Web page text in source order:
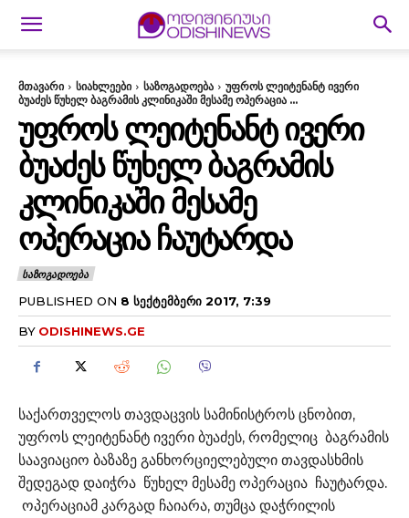
მთავარი სიახლეები საზოგადოება
უფროს ლეიტენანტ ივერი
ბუაძეს წუხელ ბაგრამის კლინიკაში მესამე ოპერაცია ...
ᲣᲤᲠᲝᲡ ᲚᲔᲘᲢᲔᲜᲐᲜᲢ ᲘᲕᲔᲠᲘ
ᲑᲣᲐᲫᲔᲡ ᲬᲣᲮᲔᲚ ᲑᲐᲒᲠᲐᲛᲘᲡ
ᲙᲚᲘᲜᲘᲙᲐᲨᲘ ᲛᲔᲡᲐᲛᲔ
ᲝᲞᲔᲠᲐᲪᲘᲐ ᲩᲐᲣᲢᲐᲠᲓᲐ
ᲡᲐᲖᲝᲒᲐᲓᲝᲔᲑᲐ
PUBLISHED ON 8 ᲡᲔᲥᲢᲔᲛᲑᲔᲠᲘ 2017, 7:39
BY ODISHINEWS.GE
საქართველოს თავდაცვის სამინისტროს ცნობით,
უფროს ლეიტენანტ ივერი ბუაძეს, რომელიც ბაგრამის
საავიაციო ბაზაზე განხორციელებული თავდასხმის
შედეგად დაიჭრა წუხელ მესამე ოპერაცია ჩაუტარდა.
ოპერაციამ კარგად ჩაიარა, თუმცა დაჭრილის